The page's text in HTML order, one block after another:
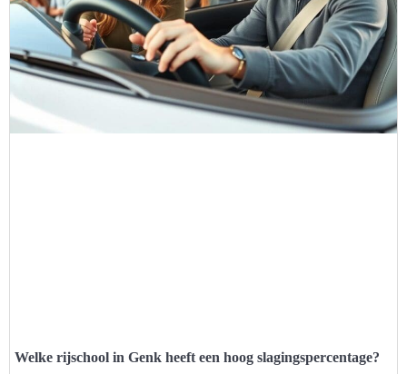
Welke rijschool in Genk heeft een hoog slagingspercentage?